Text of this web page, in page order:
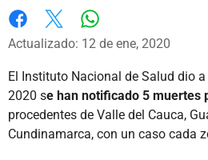
Facebook
X
Actualizado: 12 de ene, 2020
El Instituto Nacional de Salud dio
2020 se han notificado 5 muertes
procedentes de Valle del Cauca,
Cundinamarca, con un caso cada